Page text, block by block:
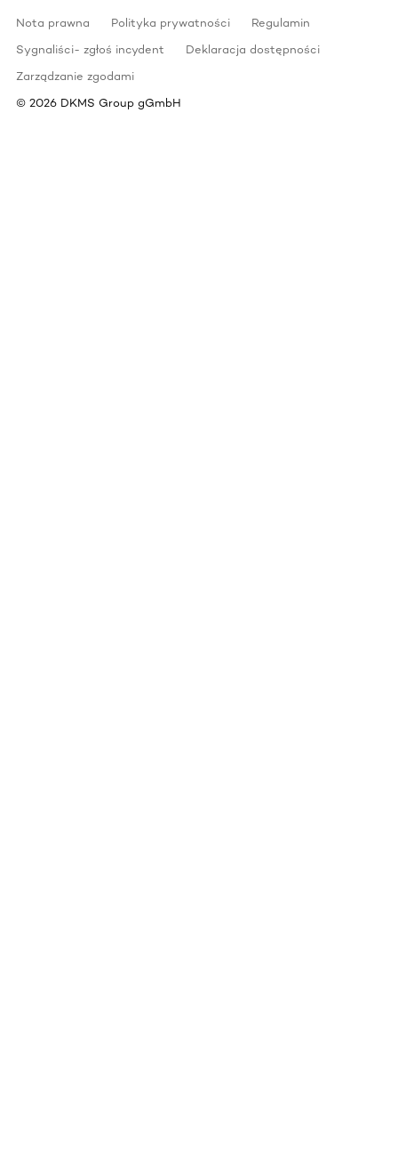
Nota prawna Polityka prywatności
Regulamin
Sygnaliści- zgłoś incydent
Deklaracja dostępności
Zarządzanie zgodami
© 2026 DKMS Group gGmbH